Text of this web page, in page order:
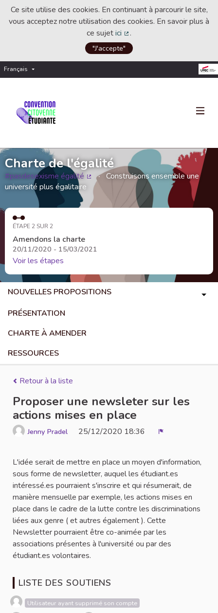
Ce site utilise des cookies. En continuant à parcourir le site,
vous acceptez notre utilisation des cookies. En savoir plus à
ce sujetici
(Lien externe)
.
"J'accepte"
Français Choisir la langue
Charte de l'égalité
#pasdesexisme égalité
(Lien externe)
Construisons ensemble une
université plus égalitaire
ÉTAPE 2 SUR 2
Amendons la charte
20/11/2020 - 15/03/2021
Voir les étapes
NOUVELLES PROPOSITIONS
PRÉSENTATION
CHARTE À AMENDER
RESSOURCES
Retour à la liste
Proposer une newsleter sur les
actions mises en place
Jenny Pradel 25/12/2020 18:36
L'idée serait de mettre en place un moyen d'information,
sous forme de newsletter, auquel les étudiant.es
intéressé.es pourraient s'inscrire et qui résumerait, de
manière mensuelle par exemple, les actions mises en
place dans le cadre de la lutte contre les discriminations
liées aux genre ( et autres également ). Cette
Newsletter pourraient être co-animée par les
associations présentes à l'université ou par des
étudiant.es volontaires.
LISTE DES SOUTIENS
Utilisateur ayant supprimé son compte